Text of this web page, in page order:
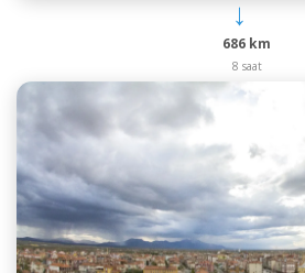
→
686 km
8 saat